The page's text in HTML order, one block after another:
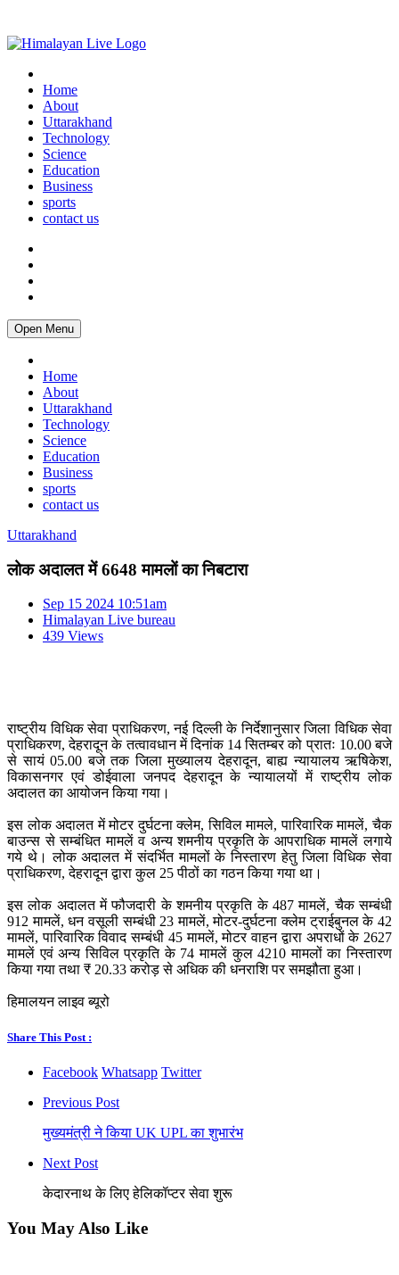
Home
About
Uttarakhand
Technology
Science
Education
Business
sports
contact us
Open Menu
Home
About
Uttarakhand
Technology
Science
Education
Business
sports
contact us
Uttarakhand
लोक अदालत में 6648 मामलों का निबटारा
Sep 15 2024 10:51am
Himalayan Live bureau
439 Views
राष्ट्रीय विधिक सेवा प्राधिकरण, नई दिल्ली के निर्देशानुसार जिला विधिक सेवा
प्राधिकरण, देहरादून के तत्वावधान में दिनांक 14 सितम्बर को प्रातः 10.00 बजे
से सायं 05.00 बजे तक जिला मुख्यालय देहरादून, बाह्य न्यायालय ऋषिकेश,
विकासनगर एवं डोईवाला जनपद देहरादून के न्यायालयों में राष्ट्रीय लोक
अदालत का आयोजन किया गया।
इस लोक अदालत में मोटर दुर्घटना क्लेम, सिविल मामले, पारिवारिक मामलें, चैक
बाउन्स से सम्बंधित मामलें व अन्य शमनीय प्रकृति के आपराधिक मामलें लगाये
गये थे। लोक अदालत में संदर्भित मामलों के निस्तारण हेतु जिला विधिक सेवा
प्राधिकरण, देहरादून द्वारा कुल 25 पीठों का गठन किया गया था।
इस लोक अदालत में फौजदारी के शमनीय प्रकृति के 487 मामलें, चैक सम्बंधी
912 मामलें, धन वसूली सम्बंधी 23 मामलें, मोटर-दुर्घटना क्लेम ट्राईबुनल के 42
मामलें, पारिवारिक विवाद सम्बंधी 45 मामलें, मोटर वाहन द्वारा अपराधों के 2627
मामलें एवं अन्य सिविल प्रकृति के 74 मामलें कुल 4210 मामलों का निस्तारण
किया गया तथा ₹ 20.33 करोड़ से अधिक की धनराशि पर समझौता हुआ।
हिमालयन लाइव ब्यूरो
Share This Post :
Facebook Whatsapp Twitter
Previous Post
मुख्यमंत्री ने किया UK UPL का शुभारंभ
Next Post
केदारनाथ के लिए हेलिकॉप्टर सेवा शुरू
You May Also Like